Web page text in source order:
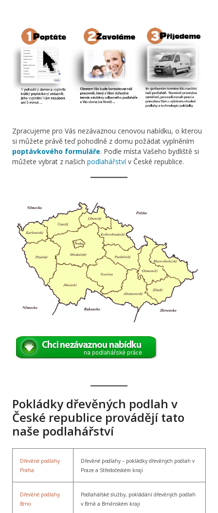
Zpracujeme pro Vás nezávaznou cenovou nabídku, o kterou
si můžete právě teď pohodlně z domu požádat vyplněním
poptávkového formuláře. Podle místa Vašeho bydliště si
můžete vybrat z našich podlahářstvív České republice.
Pokládky dřevěných podlah v
České republice provádějí tato
naše podlahářství
Dřevěné podlahy
Praha
Dřevěné podlahy – pokládky dřevěných podlah v
Praze a Středočeském kraji
Dřevěné podlahy
Brno
Podlahářské služby, pokládání dřevěných podlah
v Brně a Brněnském kraji